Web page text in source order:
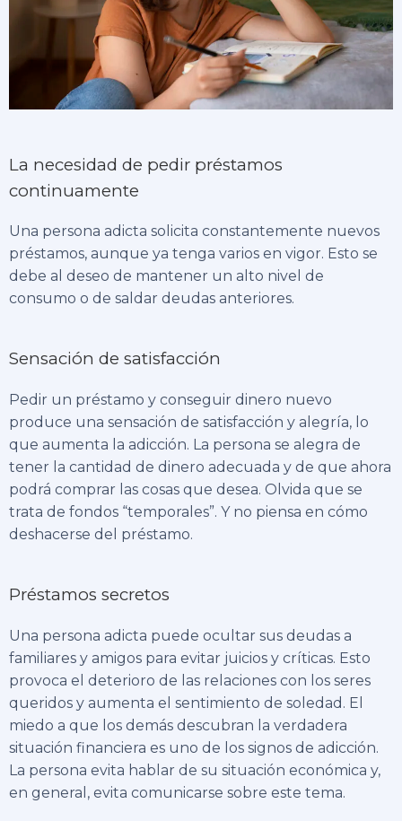
La necesidad de pedir préstamos
continuamente
Una persona adicta solicita constantemente nuevos
préstamos, aunque ya tenga varios en vigor. Esto se
debe al deseo de mantener un alto nivel de
consumo o de saldar deudas anteriores.
Sensación de satisfacción
Pedir un préstamo y conseguir dinero nuevo
produce una sensación de satisfacción y alegría, lo
que aumenta la adicción. La persona se alegra de
tener la cantidad de dinero adecuada y de que ahora
podrá comprar las cosas que desea. Olvida que se
trata de fondos “temporales”. Y no piensa en cómo
deshacerse del préstamo.
Préstamos secretos
Una persona adicta puede ocultar sus deudas a
familiares y amigos para evitar juicios y críticas. Esto
provoca el deterioro de las relaciones con los seres
queridos y aumenta el sentimiento de soledad. El
miedo a que los demás descubran la verdadera
situación financiera es uno de los signos de adicción.
La persona evita hablar de su situación económica y,
en general, evita comunicarse sobre este tema.